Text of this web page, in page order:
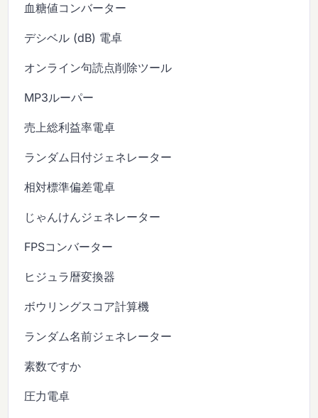
血糖値コンバーター
デシベル (dB) 電卓
オンライン句読点削除ツール
MP3ルーパー
売上総利益率電卓
ランダム日付ジェネレーター
相対標準偏差電卓
じゃんけんジェネレーター
FPSコンバーター
ヒジュラ暦変換器
ボウリングスコア計算機
ランダム名前ジェネレーター
素数ですか
圧力電卓